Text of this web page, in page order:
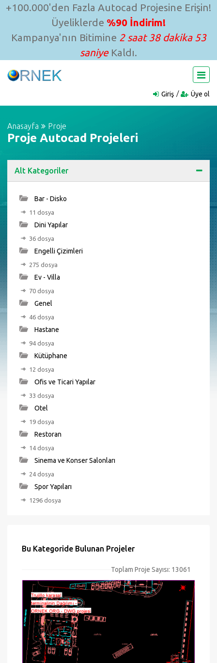
+100.000'den Fazla Autocad Projesine Erişin!
Üyeliklerde %90 İndirim!
Kampanya'nın Bitimine 2 saat 38 dakika 52
saniyeKaldı.
Giriş Üye ol
Anasayfa Proje
Proje Autocad Projeleri
Alt Kategoriler
Bar - Disko
11 dosya
Dini Yapılar
36 dosya
Engelli Çizimleri
275 dosya
Ev - Villa
70 dosya
Genel
46 dosya
Hastane
94 dosya
Kütüphane
12 dosya
Ofis ve Ticari Yapılar
33 dosya
Otel
19 dosya
Restoran
14 dosya
Sinema ve Konser Salonları
24 dosya
Spor Yapıları
1296 dosya
Bu Kategoride Bulunan Projeler
Toplam Proje Sayısı: 13061